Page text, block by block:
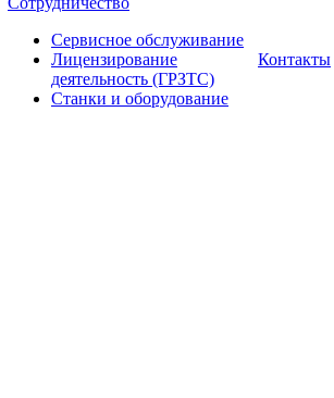
Сервисное обслуживание
Лицензирование
деятельность (ГРЗТС)
Станки и оборудование
Контакты